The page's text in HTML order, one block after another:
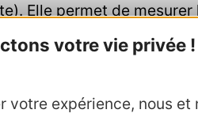
votre vie privée !
votre expérience, nous
Elle permet de
des compétences,
sur
des stagiaires, leur
validé avec les